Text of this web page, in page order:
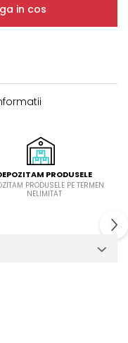
in cos
PRODUSELE
PRODUSELE PE TERMEN
NELIMITAT